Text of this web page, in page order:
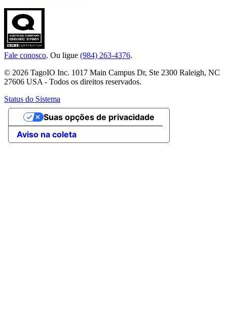
Fale conosco. Ou ligue (984) 263-4376.
© 2026 TagoIO Inc. 1017 Main Campus Dr, Ste 2300 Raleigh, NC
27606 USA - Todos os direitos reservados.
Status do Sistema
Aviso na coleta
Suas opções de privacidade